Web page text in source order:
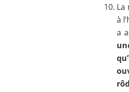
La
à
a